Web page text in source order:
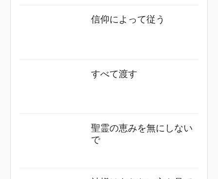
信仰によって従う
すべて渡す
聖霊の恵みを無にしない
で